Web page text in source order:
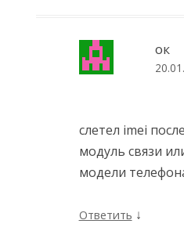
ок
слетел imei
модуль связи
модели
Ответить ↓